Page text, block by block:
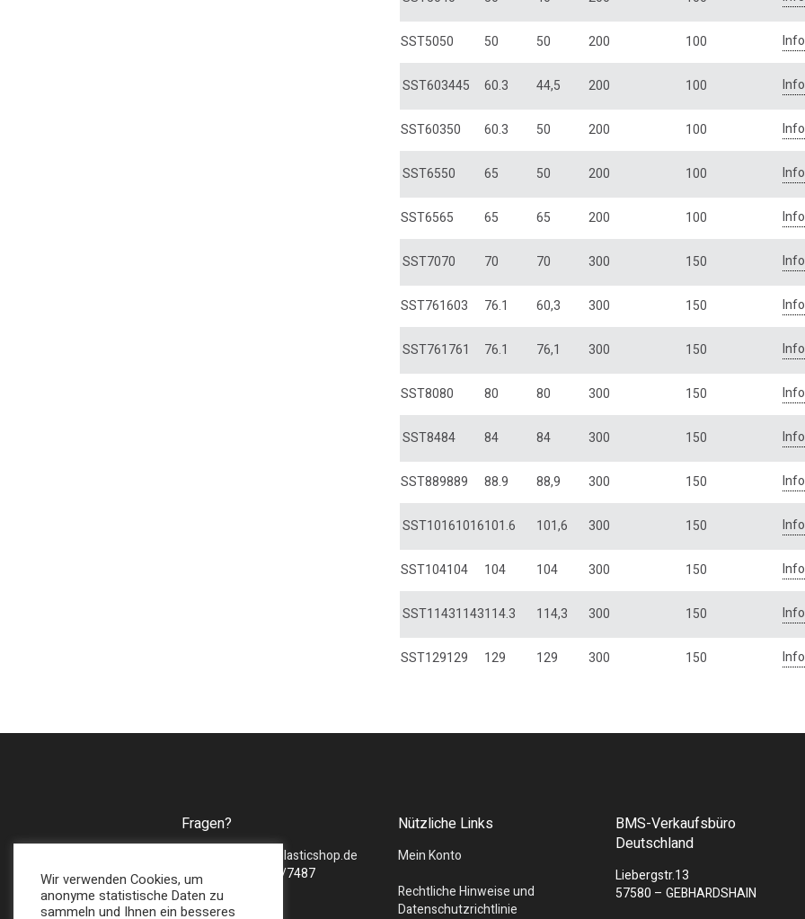
SST5050 50 50 200 100 Info
SST603445 60.3 44,5 200 100 Info
SST60350 60.3 50 200 100 Info
SST6550 65 50 200 100 Info
SST6565 65 65 200 100 Info
SST7070 70 70 300 150 Info
SST761603 76.1 60,3 300 150 Info
SST761761 76.1 76,1 300 150 Info
SST8080 80 80 300 150 Info
SST8484 84 84 300 150 Info
SST889889 88.9 88,9 300 150 Info
SST10161016101.6 101,6 300 150 Info
SST104104 104 104 300 150 Info
SST11431143114.3 114,3 300 150 Info
SST129129 129 129 300 150 Info
Fragen?
sales@bmsplasticshop.de
Tel : + 49 (0) 2747/7487
Nützliche Links
Mein Konto
Rechtliche Hinweise und
Datenschutzrichtlinie
BMS-Verkaufsbüro
Deutschland
Liebergstr.13
57580 – GEBHARDSHAIN
Wir verwenden Cookies, um
anonyme statistische Daten zu
sammeln und Ihnen ein besseres